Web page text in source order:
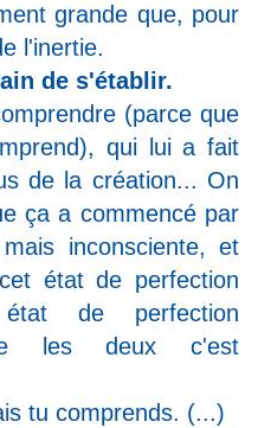
grande que, pour
l'inertie.
de s'établir.
(parce que
qui lui a fait
de la création... On
ça a commencé par
inconsciente, et
état de perfection
de perfection
les deux c'est
tu comprends. (...)